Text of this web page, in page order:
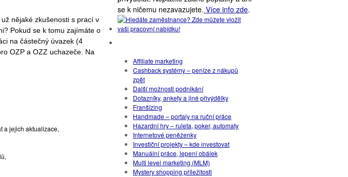
nějaké zkušenosti s prací v
Pokud se k tomu zajímáte o
na částečný úvazek (4
OZP a OZZ uchazeče. Na
a jejich aktualizace,
se k ničemu nezavazujete. Více info zde.
Affiliate marketing
Cashback systémy – peníze z nákupů
zpět
Další možnosti podnikání
Dotazníky, ankety a jiné přivýdělky
Franšízing
Handmade – portaly na ruční práce
Hazardní hry – ruleta, poker, automaty
Internetové peněženky
Investiční projekty – kde investovat
Manuální práce, lepení obálek
Multi level marketing (MLM)
Mystery shopping příležitosti